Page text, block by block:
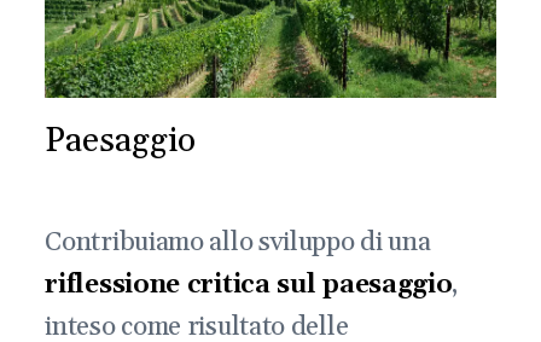
Paesaggio
Contribuiamo allo sviluppo di una
riflessione critica sul paesaggio,
inteso come risultato delle